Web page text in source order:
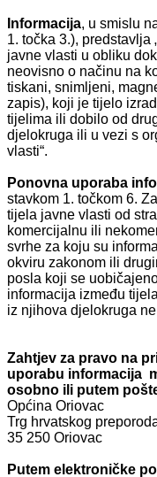
Informacija, u smislu
1. točka 3.),
javne vlasti u obliku
neovisno o načinu na
tiskani, snimljeni,
zapis), koji je tijelo
tijelima ili dobilo od
djelokruga ili u vezi s
vlasti“.
Ponovna uporaba
stavkom 1. točkom 6.
tijela javne vlasti od
komercijalnu ili
svrhe za koju su
okviru zakonom ili
posla koji se
informacija između
iz njihova djelokruga
Zahtjev za pravo na
uporabu informacija
osobno ili putem
Općina Oriovac
Trg hrvatskog
35 250 Oriovac
Putem elektroničke